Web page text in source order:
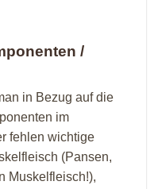
/
in Bezug auf die
im
fehlen wichtige
(Pansen,
Muskelfleisch!),